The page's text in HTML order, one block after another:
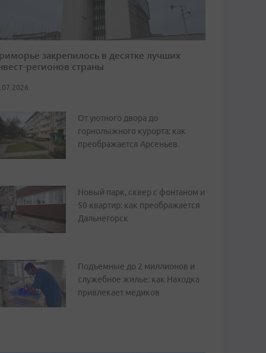
закрепилось в десятке лучших
регионов страны
От уютного двора до
горнолыжного курорта: как
преображается Арсеньев
Новый парк, сквер с фонтаном и
50 квартир: как преображается
Дальнегорск
Подъемные до 2 миллионов и
служебное жилье: как Находка
привлекает медиков